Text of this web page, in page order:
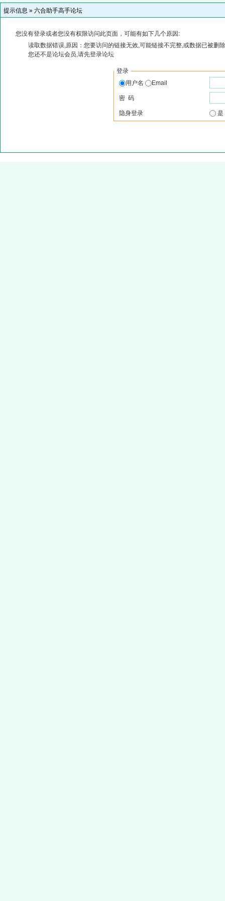
提示信息 » 六合助手高手论坛
您没有登录或者您没有权限访问此页面，可能有如下几个原因:
读取数据错误,原因：您要访问的链接无效,可能链接不完整,或数据已被删
您还不是论坛会员,请先登录论坛
登录
用户名
Email
密 码
隐身登录